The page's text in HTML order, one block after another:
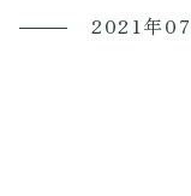
2021年